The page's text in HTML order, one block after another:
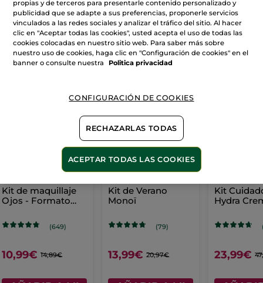
VER MÁS
Kit de maquillaje
Ojos - Formato
(649)
10,99€ 14,89€
Kit de Verano
Monoï
(79)
13,99€ 20,97€
Kit
Hydra
23,99€
propias y de terceros para presentarle contenido personalizado y
publicidad que se adapte a sus preferencias, proponerle servicios
vinculados a las redes sociales y analizar el tráfico del sitio. Al hacer
clic en "Aceptar todas las cookies", usted acepta el uso de todas las
cookies colocadas en nuestro sitio web. Para saber más sobre
nuestro uso de cookies, haga clic en "Configuración de cookies" en el
banner o consulte nuestra
Politica privacidad
CONFIGURACIÓN DE COOKIES
RECHAZARLAS TODAS
ACEPTAR TODAS LAS COOKIES